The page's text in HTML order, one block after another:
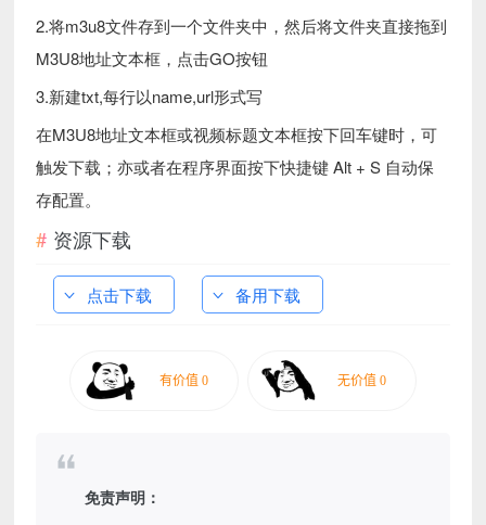
2.将m3u8文件存到一个文件夹中，然后将文件夹直接拖到
M3U8地址文本框，点击GO按钮
3.新建txt,每行以name,url形式写
在M3U8地址文本框或视频标题文本框按下回车键时，可
触发下载；亦或者在程序界面按下快捷键 Alt + S 自动保
存配置。
资源下载
点击下载 备用下载
免责声明：